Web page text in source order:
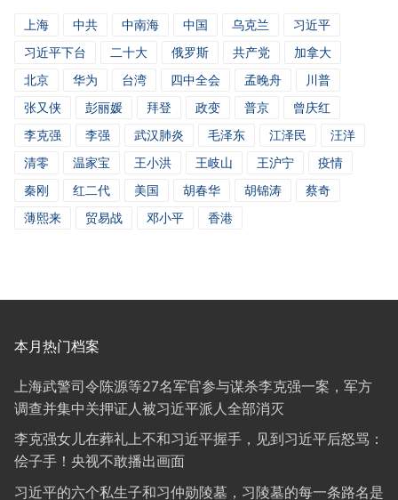
上海 中共 中南海 中国 乌克兰
习近平
习近平下台
二十大 俄罗斯 共产党
加拿大
北京
华为 台湾 四中全会 孟晚舟
川普
张又侠
彭丽媛 拜登 政变 普京
曾庆红
李克强
李强 武汉肺炎 毛泽东 江泽民
汪洋
清零
温家宝 王小洪 王岐山 王沪宁
疫情
秦刚
红二代 美国 胡春华 胡锦涛
蔡奇
薄熙来
贸易战 邓小平 香港
本月热门档案
上海武警司令陈源等27名军官参与谋杀李克强一案，军方
调查并集中关押证人被习近平派人全部消灭
李克强女儿在葬礼上不和习近平握手，见到习近平后怒骂：
侩子手！央视不敢播出画面
习近平的六个私生子和习仲勋陵墓，习陵墓的每一条路名是